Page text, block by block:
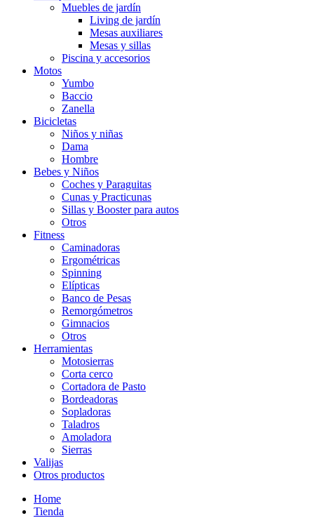
Muebles de jardín
Living de jardín
Mesas auxiliares
Mesas y sillas
Piscina y accesorios
Motos
Yumbo
Baccio
Zanella
Bicicletas
Niños y niñas
Dama
Hombre
Bebes y Niños
Coches y Paraguitas
Cunas y Practicunas
Sillas y Booster para autos
Otros
Fitness
Caminadoras
Ergométricas
Spinning
Elípticas
Banco de Pesas
Remorgómetros
Gimnacios
Otros
Herramientas
Motosierras
Corta cerco
Cortadora de Pasto
Bordeadoras
Sopladoras
Taladros
Amoladora
Sierras
Valijas
Otros productos
Home
Tienda